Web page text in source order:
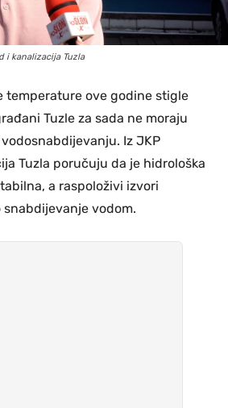
i kanalizacija Tuzla
temperature ove godine stigle
Tuzle za sada ne moraju
Iz JKP
Tuzla poručuju da je hidrološka
a raspoloživi izvori
vodom.